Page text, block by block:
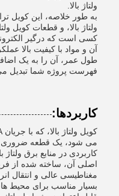
ولتاژ بالا.
به طور خلاصه، این کویل
ولتاژ بالا، و قطعات کویل
کسی است که درگیر
آن و مواد با کیفیت بالا
طول عمر، آن را به یک اضافه
فهرست پروژه شما تبدیل
کاربردها:
می شود، یک قطعه ضروری
کاربردی در منابع برق ولتاژ
اصلی آن، ساخته شده از
مغناطیسی عالی و انتقال
بسیار مناسب برای محیط